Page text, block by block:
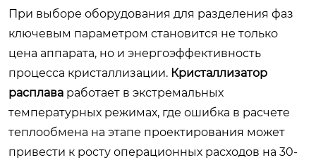
При выборе оборудования для разделения фаз
ключевым параметром становится не только
цена аппарата, но и энергоэффективность
процесса кристаллизации. Кристаллизатор
расплава работает в экстремальных
температурных режимах, где ошибка в расчете
теплообмена на этапе проектирования может
привести к росту операционных расходов на 30-